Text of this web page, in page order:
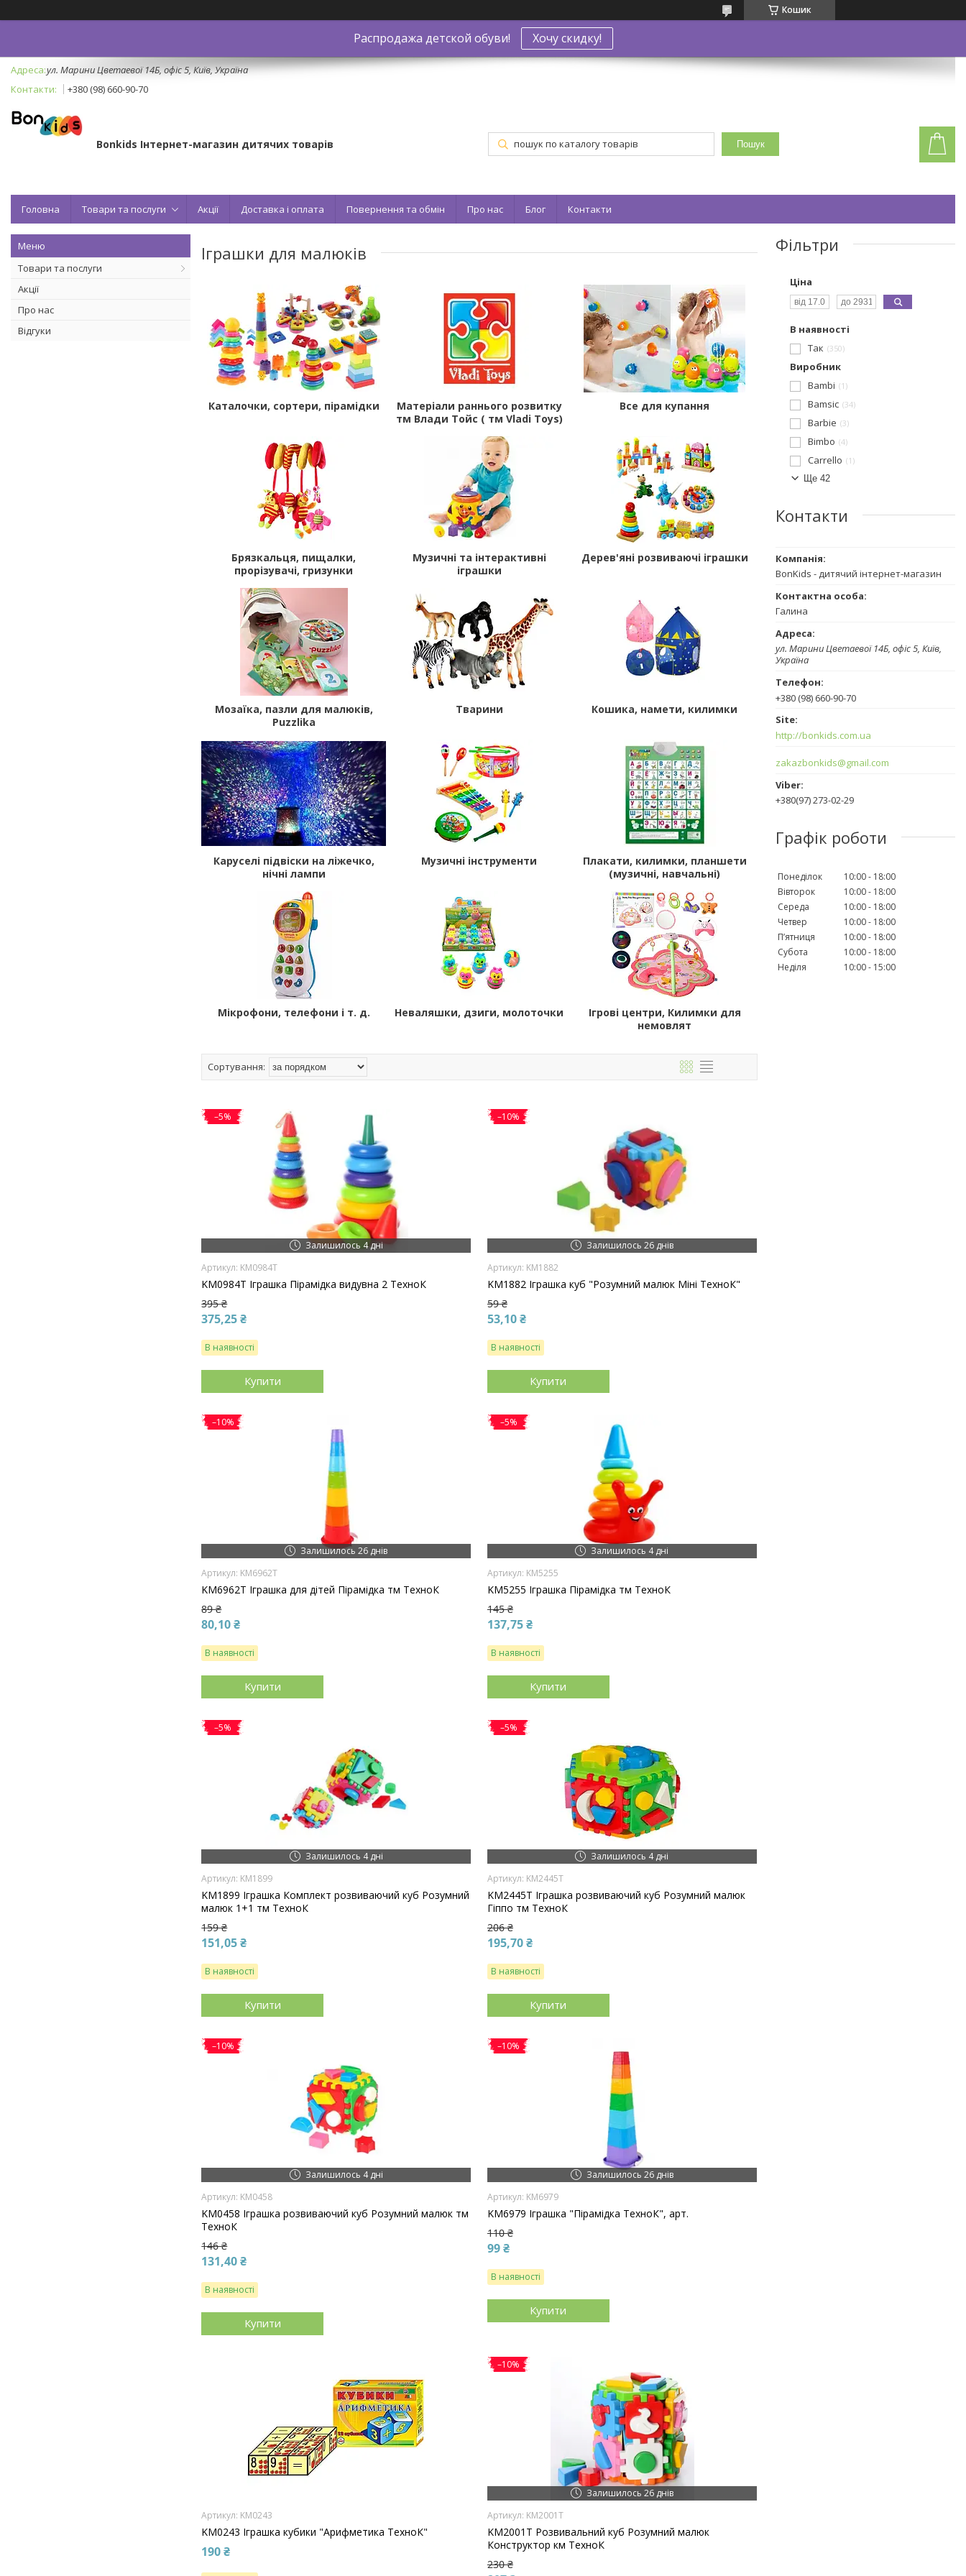
Кошик
Распродажа детской обуви! Хочу скидку!
ул. Марини Цветаевої 14Б, офіс 5, Київ, Україна
+380 (98) 660-90-70
Bonkids Інтернет-магазин дитячих товарів Пошук
Головна Товари та послуги Акції Доставка і оплата Повернення та обмін Про нас Блог Контакти
Товари та послуги
Акції
Про нас
Відгуки
Іграшки для малюків
Каталочки, сортери, пірамідки
Матеріали раннього розвитку
тм Влади Тойс ( тм Vladi Toys)
Все для купання
Брязкальця, пищалки,
прорізувачі, гризунки
Музичні та інтерактивні
іграшки
Дерев'яні розвиваючі іграшки
Мозаїка, пазли для малюків,
Puzzlika
Тварини Кошика, намети, килимки
Каруселі підвіски на ліжечко,
нічні лампи
Музичні інструменти
Плакати, килимки, планшети
(музичні, навчальні)
Мікрофони, телефони і т. д. Неваляшки, дзиги, молоточки
Ігрові центри, Килимки для
немовлят
–5%
Залишилось 4 дні
KM0984T
KM0984T Іграшка Пірамідка видувна 2 ТехноК
395 ₴
375,25 ₴
В наявності
Купити
–10%
Залишилось 26 днів
KM1882
KM1882 Іграшка куб "Розумний малюк Міні ТехноК"
59 ₴
53,10 ₴
В наявності
Купити
–10%
Залишилось 26 днів
KM6962T
KM6962T Іграшка для дітей Пірамідка тм ТехноК
89 ₴
80,10 ₴
В наявності
Купити
–5%
Залишилось 4 дні
KM5255
KM5255 Іграшка Пірамідка тм ТехноК
145 ₴
137,75 ₴
В наявності
Купити
–5%
Залишилось 4 дні
KM1899
KM1899 Іграшка Комплект розвиваючий куб Розумний
малюк 1+1 тм ТехноК
159 ₴
151,05 ₴
В наявності
Купити
–5%
Залишилось 4 дні
KM2445T
KM2445T Іграшка розвиваючий куб Розумний малюк
Гіппо тм ТехноК
206 ₴
195,70 ₴
В наявності
Купити
–10%
Залишилось 4 дні
KM0458
KM0458 Іграшка розвиваючий куб Розумний малюк тм
ТехноК
146 ₴
131,40 ₴
В наявності
Купити
–10%
Залишилось 26 днів
KM6979
KM6979 Іграшка "Пірамідка ТехноК", арт.
110 ₴
99 ₴
В наявності
Купити
KM0243
KM0243 Іграшка кубики "Арифметика ТехноК"
190 ₴
–10%
Залишилось 26 днів
KM2001T
KM2001T Розвивальний куб Розумний малюк
Конструктор км ТехноК
230 ₴
Фільтри
Ціна
В наявності
Так
350
Виробник
Bambi
1
Bamsic 34
Barbie 3
Bimbo 4
Carrello
1
Ще 42
Контакти
BonKids - дитячий інтернет-магазин
Галина
ул. Марини Цветаевої 14Б, офіс 5, Київ,
Україна
+380 (98) 660-90-70
http://bonkids.com.ua
zakazbonkids@gmail.com
+380(97) 273-02-29
Графік роботи
Понеділок 10:00
18:00
Вівторок
10:00
18:00
Середа
10:00
18:00
Четвер
10:00
18:00
Пʼятниця
10:00
18:00
Субота
10:00
18:00
Неділя
10:00 15:00